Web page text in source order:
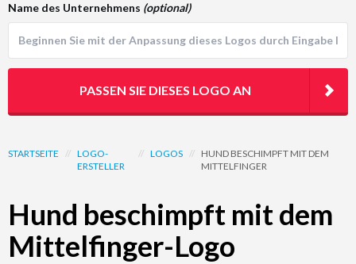
STARTSEITE // LOGO-
ERSTELLER
// LOGOS //
HUND BESCHIMPFT MIT DEM
MITTELFINGER
Hund beschimpft mit dem
Mittelfinger-Logo
Name des Unternehmens (optional)
PASSEN SIE DIESES LOGO AN